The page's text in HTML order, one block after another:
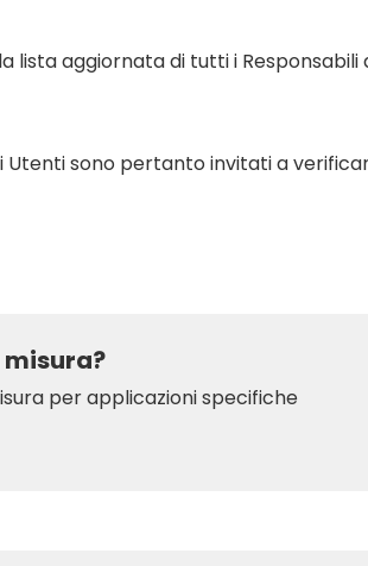
lista aggiornata di tutti i
Utenti sono pertanto invitati a
misura?
per applicazioni specifiche